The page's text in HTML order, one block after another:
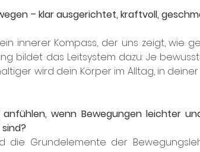
– klar ausgerichtet, kraftvoll,
innerer Kompass, der uns zeigt, wie
bildet das Leitsystem dazu: Je
wird dein Körper im Alltag, in
wenn Bewegungen leichter
die Grundelemente der